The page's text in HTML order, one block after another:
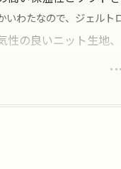
いわたなので、ジェルト
性の良いニット生地